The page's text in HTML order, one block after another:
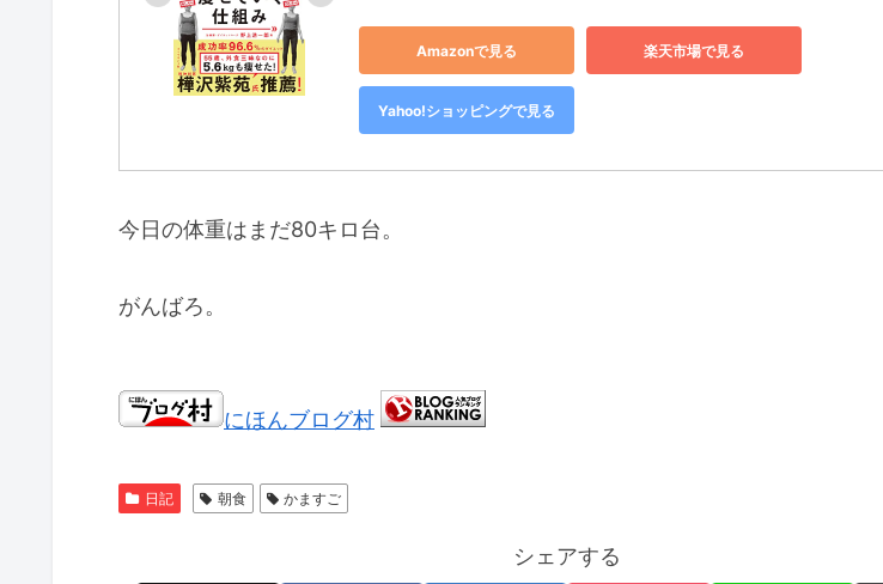
Amazonで見る 楽天市場で見る
Yahoo!ショッピングで見る
今日の体重はまだ80キロ台。
がんばろ。
にほんブログ村
日記 朝食 かますご
シェアする